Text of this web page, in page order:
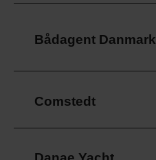
Bådagent Danmark
Comstedt